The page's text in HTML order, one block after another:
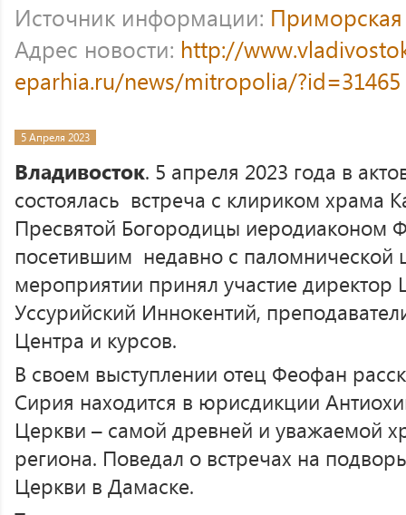
Источник информации:
Адрес новости: http://
eparhia.ru/news/mitropolia/?id=31465
5 Апреля 2023
Владивосток. 5 апреля 2023 года в
состоялась встреча с клириком храма
Пресвятой Богородицы иеродиаконом
посетившим недавно с
мероприятии принял участие директор
Уссурийский Иннокентий,
Центра и курсов.
В своем выступлении отец Феофан
Сирия находится в юрисдикции
Церкви – самой древней и уважаемой
региона. Поведал о встречах на
Церкви в Дамаске.